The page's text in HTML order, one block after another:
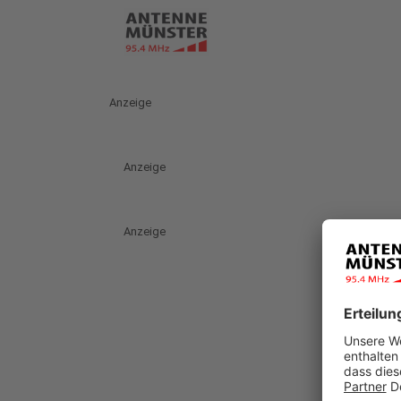
Anzeige
Anzeige
Anzeige